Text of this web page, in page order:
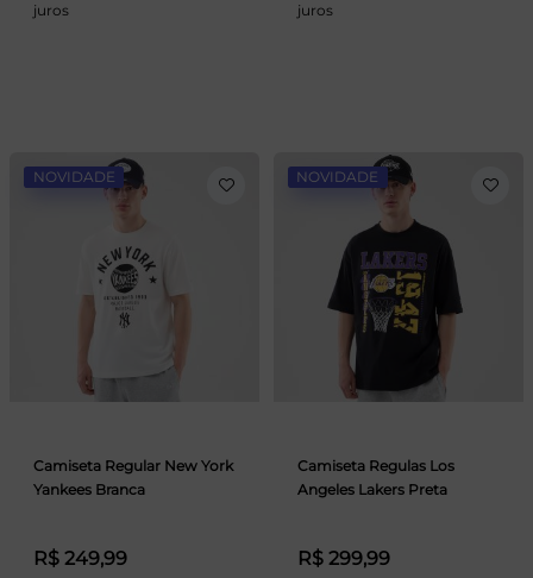
juros juros
NOVIDADE
Camiseta Regular New York
Yankees Branca
R$ 249,99
NOVIDADE
Camiseta Regulas Los
Angeles Lakers Preta
R$ 299,99